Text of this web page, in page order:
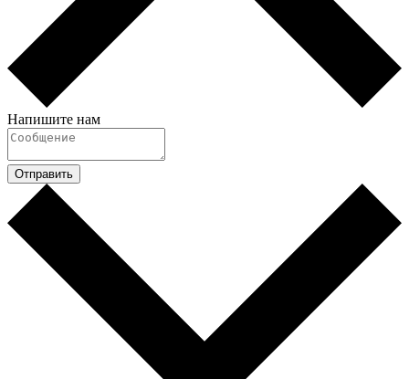
Напишите нам
Отправить